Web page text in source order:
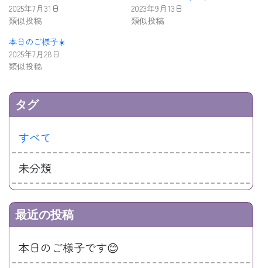
2025年7月31日
類似投稿
2023年9月13日
類似投稿
本日のご様子☀️
2025年7月28日
類似投稿
タグ
すべて
未分類
最近の投稿
本日のご様子です😊